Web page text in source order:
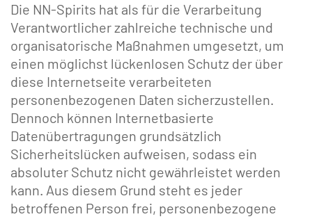
Die NN-Spirits hat als für die Verarbeitung
Verantwortlicher zahlreiche technische und
organisatorische Maßnahmen umgesetzt, um
einen möglichst lückenlosen Schutz der über
diese Internetseite verarbeiteten
personenbezogenen Daten sicherzustellen.
Dennoch können Internetbasierte
Datenübertragungen grundsätzlich
Sicherheitslücken aufweisen, sodass ein
absoluter Schutz nicht gewährleistet werden
kann. Aus diesem Grund steht es jeder
betroffenen Person frei, personenbezogene